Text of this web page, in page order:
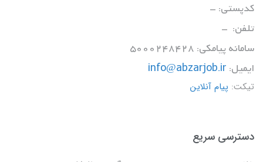
کدپستی: -
تلفن: -
سامانه پیامکی: 5000248428
ایمیل: info@abzarjob.ir
تیکت: پیام آنلاین
دسترسی سریع